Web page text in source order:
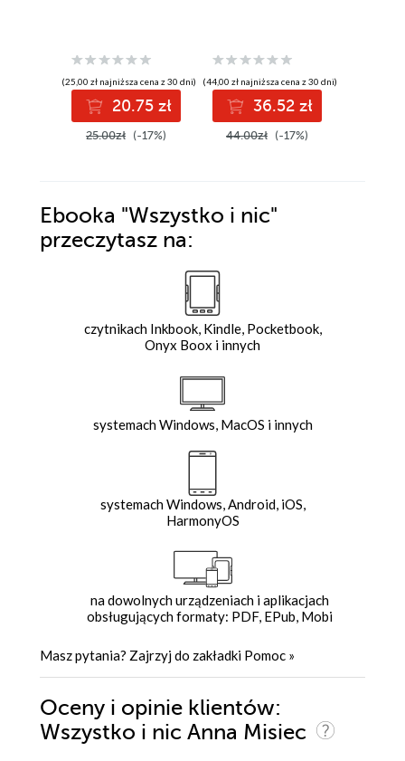
(25,00 zł najniższa cena z 30 dni)
20.75 zł
25.00zł (-17%)
(44,00 zł najniższa cena z 30 dni)
36.52 zł
44.00zł (-17%)
Ebooka "Wszystko i nic"
przeczytasz na:
czytnikach Inkbook, Kindle, Pocketbook,
Onyx Boox i innych
systemach Windows, MacOS i innych
systemach Windows, Android, iOS,
HarmonyOS
na dowolnych urządzeniach i aplikacjach
obsługujących formaty: PDF, EPub, Mobi
Masz pytania? Zajrzyj do zakładki Pomoc »
Oceny i opinie klientów:
Wszystko i nic Anna Misiec